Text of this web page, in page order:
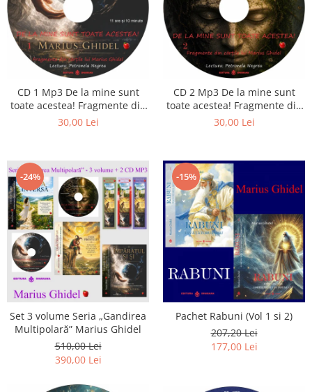
CD 1 Mp3 De la mine sunt
toate acestea! Fragmente din
cărțile lui Marius Ghidel
30,00 Lei
CD 2 Mp3 De la mine sunt
toate acestea! Fragmente din
cărțile lui Marius Ghidel
30,00 Lei
-24%
Set 3 volume Seria „Gandirea
Multipolară” Marius Ghidel
510,00 Lei
390,00 Lei
-15%
Pachet Rabuni (Vol 1 si 2)
207,20 Lei
177,00 Lei